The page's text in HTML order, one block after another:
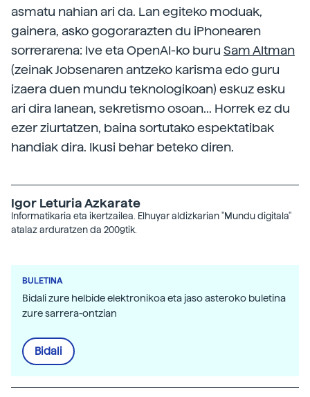
asmatu nahian ari da. Lan egiteko moduak,
gainera, asko gogorarazten du iPhonearen
sorrerarena: Ive eta OpenAI-ko buru Sam Altman
(zeinak Jobsenaren antzeko karisma edo guru
izaera duen mundu teknologikoan) eskuz esku
ari dira lanean, sekretismo osoan... Horrek ez du
ezer ziurtatzen, baina sortutako espektatibak
handiak dira. Ikusi behar beteko diren.
Igor Leturia Azkarate
Informatikaria eta ikertzailea. Elhuyar aldizkarian "Mundu digitala"
atalaz arduratzen da 2009tik.
BULETINA
Bidali zure helbide elektronikoa eta jaso asteroko buletina
zure sarrera-ontzian
Bidali